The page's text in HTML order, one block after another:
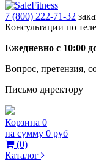
7 (800) 222-71-32
Консультации по
Ежедневно с 10:00
Вопрос, претензия,
Письмо директору
Корзина 0
на сумму 0 руб
(0)
Каталог